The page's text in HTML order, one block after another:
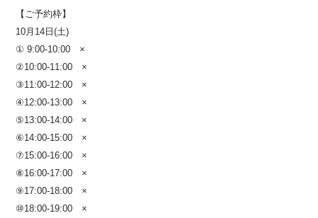
【ご予約枠】
10月14日(土)
① 9:00-10:00 ×
②10:00-11:00 ×
③11:00-12:00 ×
④12:00-13:00 ×
⑤13:00-14:00 ×
⑥14:00-15:00 ×
⑦15:00-16:00 ×
⑧16:00-17:00 ×
⑨17:00-18:00 ×
⑩18:00-19:00 ×